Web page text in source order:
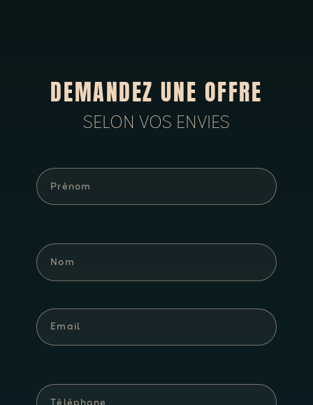
DEMANDEZ UNE OFFRE
SELON VOS ENVIES